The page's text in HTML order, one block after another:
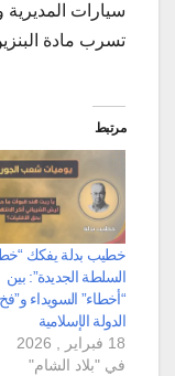
سيارات
تسرب مادة
مرتبط
خطيب بدلة يفكك
السلطة الجديدة”: بين
“أخطاء” السويداء
الدولة الإسلامية
18 فبراير , 2026
في "بلاد الشام"